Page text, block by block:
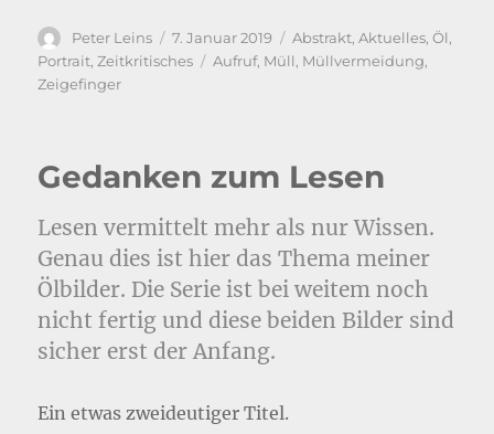
Autor
Peter Leins
Veröffentlicht
am
7. Januar 2019 Kategorien
Abstrakt,Aktuelles,Öl,
Portrait,Zeitkritisches Schlagwörter
Aufruf, Müll, Müllvermeidung,
Zeigefinger
Gedanken zum Lesen
Lesen vermittelt mehr als nur Wissen.
Genau dies ist hier das Thema meiner
Ölbilder. Die Serie ist bei weitem noch
nicht fertig und diese beiden Bilder sind
sicher erst der Anfang.
Ein etwas zweideutiger Titel.